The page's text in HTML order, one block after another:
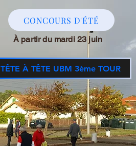
CONCOURS D'ÉTÉ
À partir du mardi 23 juin
TÊTE À TÊTE UBM 3ème TOUR